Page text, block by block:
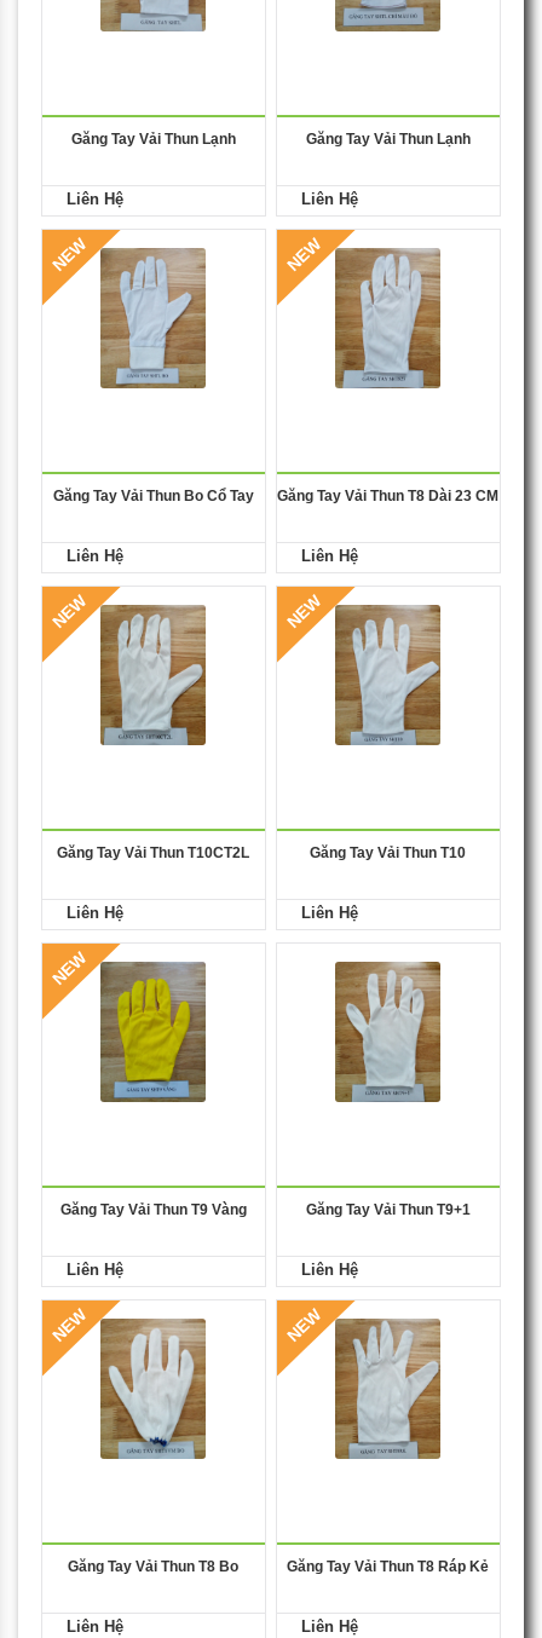
Găng Tay Vải Thun Lạnh
Liên Hệ
Găng Tay Vải Thun Lạnh
Liên Hệ
NEW
Găng Tay Vải Thun Bo Cổ Tay
Liên Hệ
NEW
Găng Tay Vải Thun T8 Dài 23 CM
Liên Hệ
NEW
Găng Tay Vải Thun T10CT2L
Liên Hệ
NEW
Găng Tay Vải Thun T10
Liên Hệ
NEW
Găng Tay Vải Thun T9 Vàng
Liên Hệ
Găng Tay Vải Thun T9+1
Liên Hệ
NEW
Găng Tay Vải Thun T8 Bo
Liên Hệ
NEW
Găng Tay Vải Thun T8 Ráp Kẻ
Liên Hệ